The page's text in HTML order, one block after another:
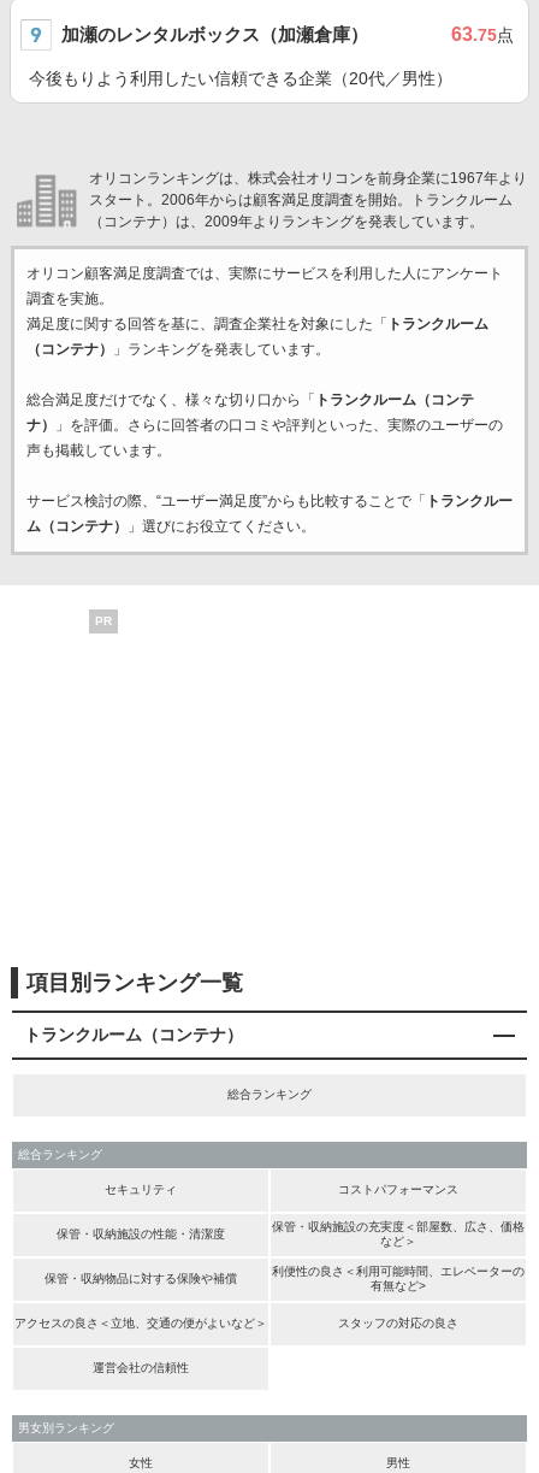
加瀬のレンタルボックス（加瀬倉庫） 63.75点
今後もりよう利用したい信頼できる企業（20代／男性）
オリコンランキングは、株式会社オリコンを前身企業に1967年より
スタート。2006年からは顧客満足度調査を開始。トランクルーム
（コンテナ）は、2009年よりランキングを発表しています。
オリコン顧客満足度調査では、実際にサービスを利用した 人にアンケート
調査を実施。
満足度に関する回答を基に、調査企業社を対象にした「
トランクルーム
（コンテナ）
」ランキングを発表しています。
総合満足度だけでなく、様々な切り口から「
トランクルーム（コンテ
ナ）
」を評価。さらに回答者の口コミや評判といった、実際のユーザーの
声も掲載しています。
サービス検討の際、“ユーザー満足度”からも比較することで「
トランクルー
ム（コンテナ）
」選びにお役立てください。
PR
項目別ランキング一覧
トランクルーム（コンテナ）
総合ランキング
総合ランキング
セキュリティ コストパフォーマンス
保管・収納施設の性能・清潔度
保管・収納施設の充実度＜部屋数、広さ、価格
など＞
保管・収納物品に対する保険や補償
利便性の良さ＜利用可能時間、エレベーターの
有無など>
アクセスの良さ＜立地、交通の便がよいなど＞ スタッフの対応の良さ
運営会社の信頼性
男女別ランキング
女性 男性